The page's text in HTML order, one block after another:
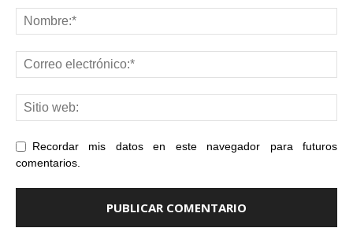
Recordar mis datos en este navegador para futuros
comentarios.